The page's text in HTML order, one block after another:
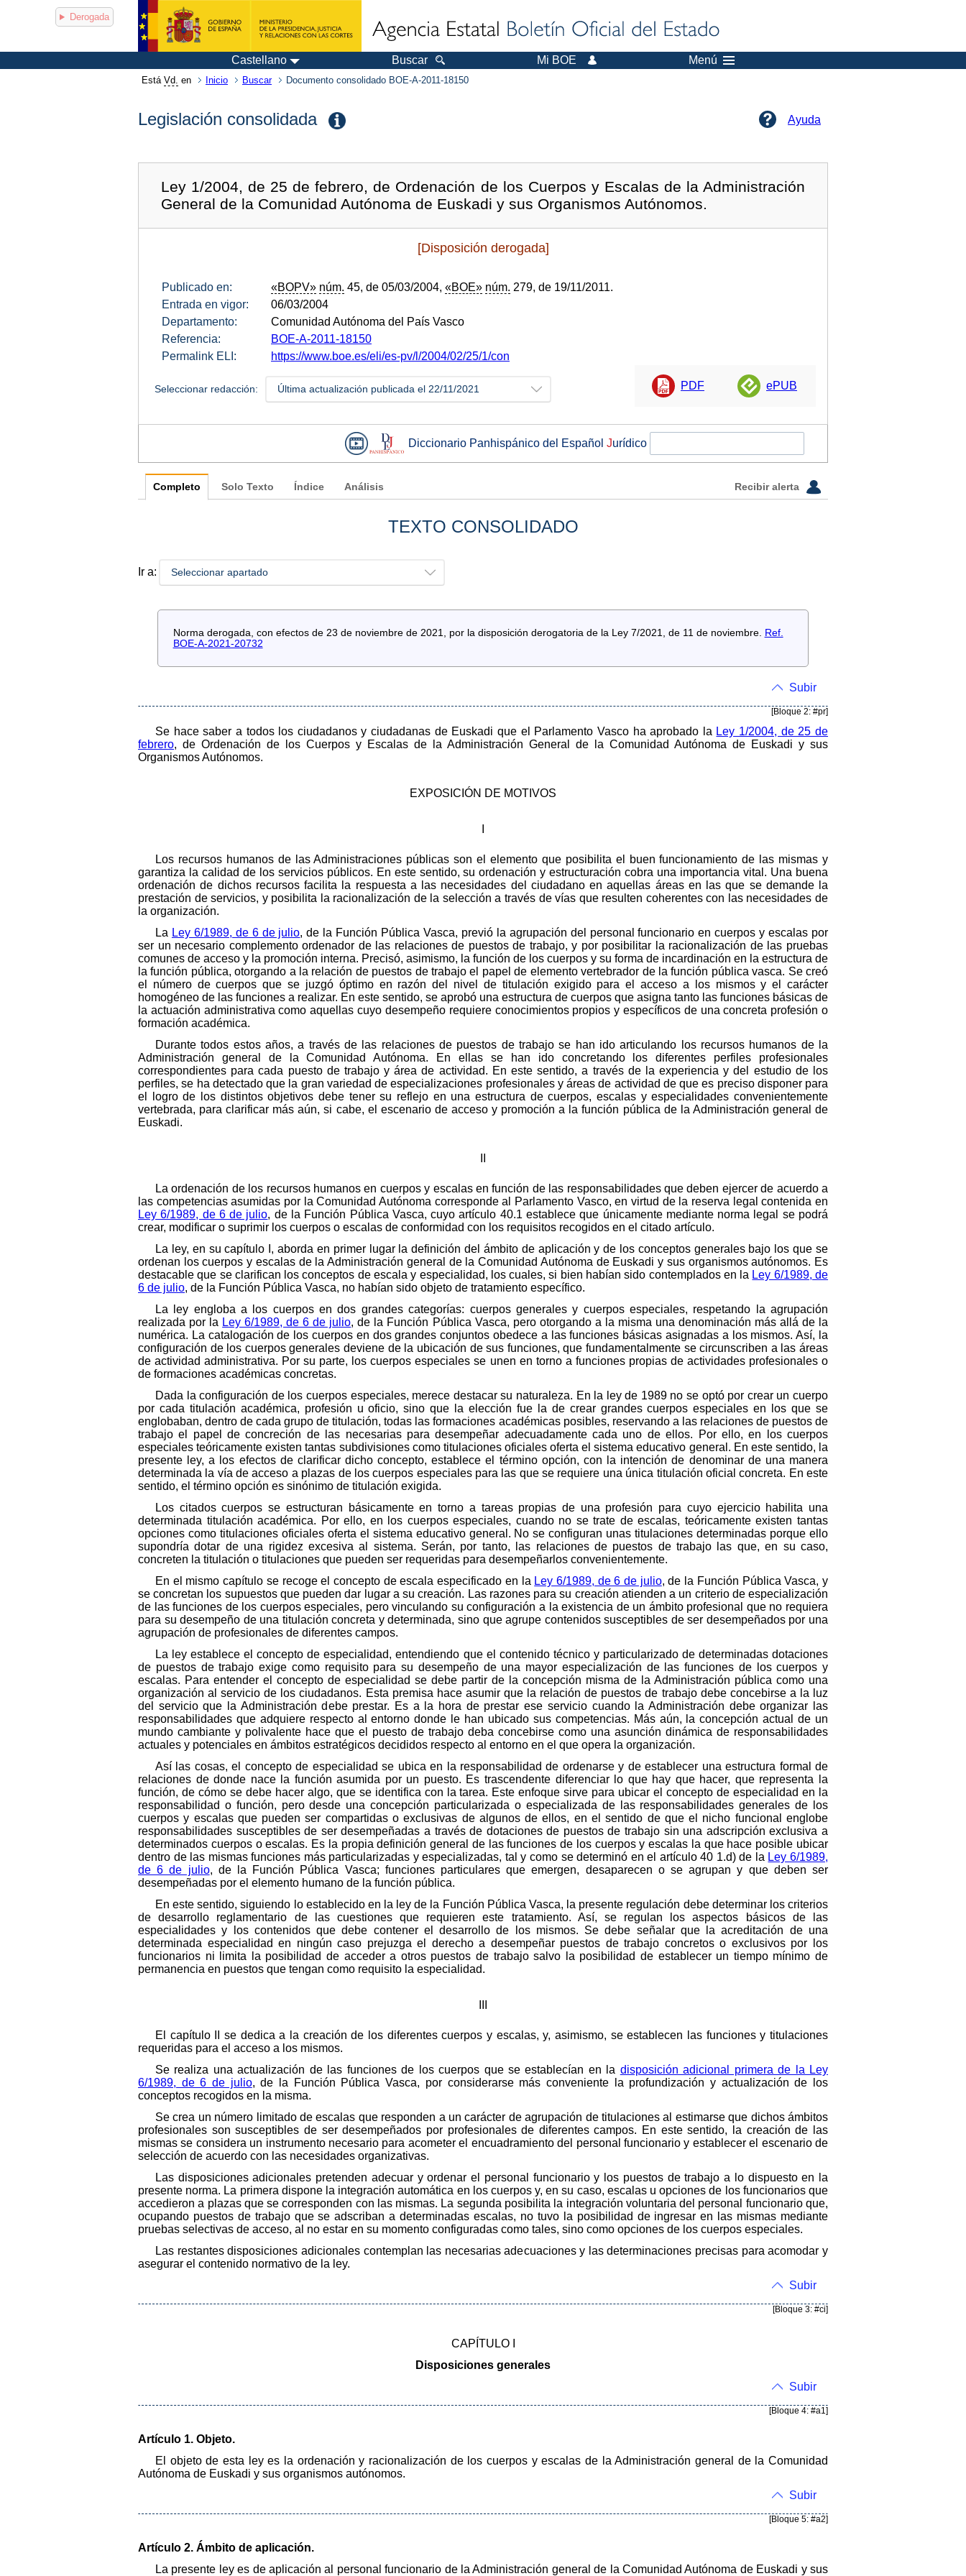
Castellano Buscar Mi BOE Menú
Está Vd. en Inicio Buscar Documento consolidado BOE-A-2011-18150
Legislación consolidada Ayuda
Ley 1/2004, de 25 de febrero, de Ordenación de los Cuerpos y Escalas de la Administración
General de la Comunidad Autónoma de Euskadi y sus Organismos Autónomos.
[Disposición derogada]
Publicado en: «BOPV» núm. 45, de 05/03/2004, «BOE» núm. 279, de 19/11/2011.
Entrada en vigor:
06/03/2004
Departamento:
Comunidad Autónoma del País Vasco
Referencia:
BOE-A-2011-18150
Permalink ELI:
https://www.boe.es/eli/es-pv/l/2004/02/25/1/con
Seleccionar redacción: Última actualización publicada el 22/11/2021 PDF ePUB
Diccionario Panhispánico del Español Jurídico
Completo Solo Texto Índice Análisis Recibir alerta
Derogada
TEXTO CONSOLIDADO
Ir a: Seleccionar apartado
Norma derogada, con efectos de 23 de noviembre de 2021, por la disposición derogatoria de la Ley 7/2021, de 11 de noviembre. Ref.
BOE-A-2021-20732
Subir
[Bloque 2: #pr]
Se hace saber a todos los ciudadanos y ciudadanas de Euskadi que el Parlamento Vasco ha aprobado la Ley 1/2004, de 25 de
febrero, de Ordenación de los Cuerpos y Escalas de la Administración General de la Comunidad Autónoma de Euskadi y sus
Organismos Autónomos.
EXPOSICIÓN DE MOTIVOS
Los recursos humanos de las Administraciones públicas son el elemento que posibilita el buen funcionamiento de las mismas y
garantiza la calidad de los servicios públicos. En este sentido, su ordenación y estructuración cobra una importancia vital. Una buena
ordenación de dichos recursos facilita la respuesta a las necesidades del ciudadano en aquellas áreas en las que se demande la
prestación de servicios, y posibilita la racionalización de la selección a través de vías que resulten coherentes con las necesidades de
la organización.
La Ley 6/1989, de 6 de julio, de la Función Pública Vasca, previó la agrupación del personal funcionario en cuerpos y escalas por
ser un necesario complemento ordenador de las relaciones de puestos de trabajo, y por posibilitar la racionalización de las pruebas
comunes de acceso y la promoción interna. Precisó, asimismo, la función de los cuerpos y su forma de incardinación en la estructura de
la función pública, otorgando a la relación de puestos de trabajo el papel de elemento vertebrador de la función pública vasca. Se creó
el número de cuerpos que se juzgó óptimo en razón del nivel de titulación exigido para el acceso a los mismos y el carácter
homogéneo de las funciones a realizar. En este sentido, se aprobó una estructura de cuerpos que asigna tanto las funciones básicas de
la actuación administrativa como aquellas cuyo desempeño requiere conocimientos propios y específicos de una concreta profesión o
formación académica.
Durante todos estos años, a través de las relaciones de puestos de trabajo se han ido articulando los recursos humanos de la
Administración general de la Comunidad Autónoma. En ellas se han ido concretando los diferentes perfiles profesionales
correspondientes para cada puesto de trabajo y área de actividad. En este sentido, a través de la experiencia y del estudio de los
perfiles, se ha detectado que la gran variedad de especializaciones profesionales y áreas de actividad de que es preciso disponer para
el logro de los distintos objetivos debe tener su reflejo en una estructura de cuerpos, escalas y especialidades convenientemente
vertebrada, para clarificar más aún, si cabe, el escenario de acceso y promoción a la función pública de la Administración general de
Euskadi.
La ordenación de los recursos humanos en cuerpos y escalas en función de las responsabilidades que deben ejercer de acuerdo a
las competencias asumidas por la Comunidad Autónoma corresponde al Parlamento Vasco, en virtud de la reserva legal contenida en
Ley 6/1989, de 6 de julio, de la Función Pública Vasca, cuyo artículo 40.1 establece que únicamente mediante norma legal se podrá
crear, modificar o suprimir los cuerpos o escalas de conformidad con los requisitos recogidos en el citado artículo.
La ley, en su capítulo I, aborda en primer lugar la definición del ámbito de aplicación y de los conceptos generales bajo los que se
ordenan los cuerpos y escalas de la Administración general de la Comunidad Autónoma de Euskadi y sus organismos autónomos. Es
destacable que se clarifican los conceptos de escala y especialidad, los cuales, si bien habían sido contemplados en la Ley 6/1989, de
6 de julio, de la Función Pública Vasca, no habían sido objeto de tratamiento específico.
La ley engloba a los cuerpos en dos grandes categorías: cuerpos generales y cuerpos especiales, respetando la agrupación
realizada por la Ley 6/1989, de 6 de julio, de la Función Pública Vasca, pero otorgando a la misma una denominación más allá de la
numérica. La catalogación de los cuerpos en dos grandes conjuntos obedece a las funciones básicas asignadas a los mismos. Así, la
configuración de los cuerpos generales deviene de la ubicación de sus funciones, que fundamentalmente se circunscriben a las áreas
de actividad administrativa. Por su parte, los cuerpos especiales se unen en torno a funciones propias de actividades profesionales o
de formaciones académicas concretas.
Dada la configuración de los cuerpos especiales, merece destacar su naturaleza. En la ley de 1989 no se optó por crear un cuerpo
por cada titulación académica, profesión u oficio, sino que la elección fue la de crear grandes cuerpos especiales en los que se
englobaban, dentro de cada grupo de titulación, todas las formaciones académicas posibles, reservando a las relaciones de puestos de
trabajo el papel de concreción de las necesarias para desempeñar adecuadamente cada uno de ellos. Por ello, en los cuerpos
especiales teóricamente existen tantas subdivisiones como titulaciones oficiales oferta el sistema educativo general. En este sentido, la
presente ley, a los efectos de clarificar dicho concepto, establece el término opción, con la intención de denominar de una manera
determinada la vía de acceso a plazas de los cuerpos especiales para las que se requiere una única titulación oficial concreta. En este
sentido, el término opción es sinónimo de titulación exigida.
Los citados cuerpos se estructuran básicamente en torno a tareas propias de una profesión para cuyo ejercicio habilita una
determinada titulación académica. Por ello, en los cuerpos especiales, cuando no se trate de escalas, teóricamente existen tantas
opciones como titulaciones oficiales oferta el sistema educativo general. No se configuran unas titulaciones determinadas porque ello
supondría dotar de una rigidez excesiva al sistema. Serán, por tanto, las relaciones de puestos de trabajo las que, en su caso,
concreten la titulación o titulaciones que pueden ser requeridas para desempeñarlos convenientemente.
En el mismo capítulo se recoge el concepto de escala especificado en la Ley 6/1989, de 6 de julio, de la Función Pública Vasca, y
se concretan los supuestos que pueden dar lugar a su creación. Las razones para su creación atienden a un criterio de especialización
de las funciones de los cuerpos especiales, pero vinculando su configuración a la existencia de un ámbito profesional que no requiera
para su desempeño de una titulación concreta y determinada, sino que agrupe contenidos susceptibles de ser desempeñados por una
agrupación de profesionales de diferentes campos.
La ley establece el concepto de especialidad, entendiendo que el contenido técnico y particularizado de determinadas dotaciones
de puestos de trabajo exige como requisito para su desempeño de una mayor especialización de las funciones de los cuerpos y
escalas. Para entender el concepto de especialidad se debe partir de la concepción misma de la Administración pública como una
organización al servicio de los ciudadanos. Esta premisa hace asumir que la relación de puestos de trabajo debe concebirse a la luz
del servicio que la Administración debe prestar. Es a la hora de prestar ese servicio cuando la Administración debe organizar las
responsabilidades que adquiere respecto al entorno donde le han ubicado sus competencias. Más aún, la concepción actual de un
mundo cambiante y polivalente hace que el puesto de trabajo deba concebirse como una asunción dinámica de responsabilidades
actuales y potenciales en ámbitos estratégicos decididos respecto al entorno en el que opera la organización.
Así las cosas, el concepto de especialidad se ubica en la responsabilidad de ordenarse y de establecer una estructura formal de
relaciones de donde nace la función asumida por un puesto. Es trascendente diferenciar lo que hay que hacer, que representa la
función, de cómo se debe hacer algo, que se identifica con la tarea. Este enfoque sirve para ubicar el concepto de especialidad en la
responsabilidad o función, pero desde una concepción particularizada o especializada de las responsabilidades generales de los
cuerpos y escalas que pueden ser compartidas o exclusivas de algunos de ellos, en el sentido de que el nicho funcional englobe
responsabilidades susceptibles de ser desempeñadas a través de dotaciones de puestos de trabajo sin una adscripción exclusiva a
determinados cuerpos o escalas. Es la propia definición general de las funciones de los cuerpos y escalas la que hace posible ubicar
dentro de las mismas funciones más particularizadas y especializadas, tal y como se determinó en el artículo 40 1.d) de la Ley 6/1989,
de 6 de julio, de la Función Pública Vasca; funciones particulares que emergen, desaparecen o se agrupan y que deben ser
desempeñadas por el elemento humano de la función pública.
En este sentido, siguiendo lo establecido en la ley de la Función Pública Vasca, la presente regulación debe determinar los criterios
de desarrollo reglamentario de las cuestiones que requieren este tratamiento. Así, se regulan los aspectos básicos de las
especialidades y los contenidos que debe contener el desarrollo de los mismos. Se debe señalar que la acreditación de una
determinada especialidad en ningún caso prejuzga el derecho a desempeñar puestos de trabajo concretos o exclusivos por los
funcionarios ni limita la posibilidad de acceder a otros puestos de trabajo salvo la posibilidad de establecer un tiempo mínimo de
permanencia en puestos que tengan como requisito la especialidad.
El capítulo II se dedica a la creación de los diferentes cuerpos y escalas, y, asimismo, se establecen las funciones y titulaciones
requeridas para el acceso a los mismos.
Se realiza una actualización de las funciones de los cuerpos que se establecían en la disposición adicional primera de la Ley
6/1989, de 6 de julio, de la Función Pública Vasca, por considerarse más conveniente la profundización y actualización de los
conceptos recogidos en la misma.
Se crea un número limitado de escalas que responden a un carácter de agrupación de titulaciones al estimarse que dichos ámbitos
profesionales son susceptibles de ser desempeñados por profesionales de diferentes campos. En este sentido, la creación de las
mismas se considera un instrumento necesario para acometer el encuadramiento del personal funcionario y establecer el escenario de
selección de acuerdo con las necesidades organizativas.
Las disposiciones adicionales pretenden adecuar y ordenar el personal funcionario y los puestos de trabajo a lo dispuesto en la
presente norma. La primera dispone la integración automática en los cuerpos y, en su caso, escalas u opciones de los funcionarios que
accedieron a plazas que se corresponden con las mismas. La segunda posibilita la integración voluntaria del personal funcionario que,
ocupando puestos de trabajo que se adscriban a determinadas escalas, no tuvo la posibilidad de ingresar en las mismas mediante
pruebas selectivas de acceso, al no estar en su momento configuradas como tales, sino como opciones de los cuerpos especiales.
Las restantes disposiciones adicionales contemplan las necesarias adecuaciones y las determinaciones precisas para acomodar y
asegurar el contenido normativo de la ley.
Subir
[Bloque 3: #ci]
CAPÍTULO I
Disposiciones generales
Subir
[Bloque 4: #a1]
Artículo 1. Objeto.
El objeto de esta ley es la ordenación y racionalización de los cuerpos y escalas de la Administración general de la Comunidad
Autónoma de Euskadi y sus organismos autónomos.
Subir
[Bloque 5: #a2]
Artículo 2. Ámbito de aplicación.
La presente ley es de aplicación al personal funcionario de la Administración general de la Comunidad Autónoma de Euskadi y sus